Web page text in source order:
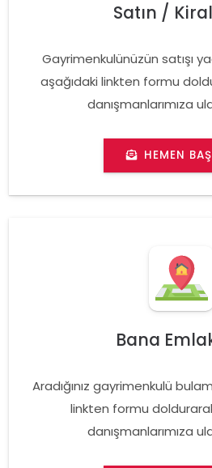
Satın /
Gayrimenkulünüzün satışı
aşağıdaki linkten formu
danışmanlarımıza
HEMEN
Bana
Aradığınız gayrimenkulü
linkten formu
danışmanlarımıza